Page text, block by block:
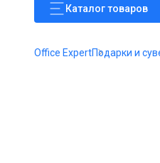
Каталогтоваров
Office ExpertПодарки и